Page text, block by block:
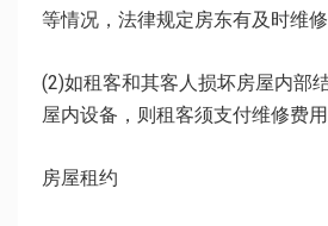
等情况，法律规定房东有及时维
(2)如租客和其客人损坏房屋内部
屋内设备，则租客须支付维修费用
房屋租约